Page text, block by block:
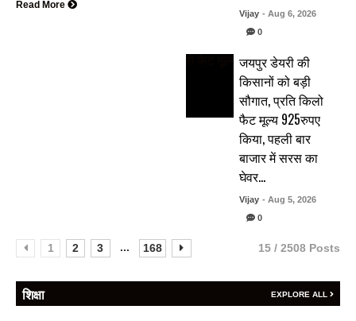
Read More
Vijay - Aug 6, 2026
0
जयपुर डेयरी की
किसानों को बड़ी
सौगात, प्रति किलो
फैट मूल्य 925रुपए
किया, पहली बार
बाजार में सरस का
घेवर…
Vijay - Aug 5, 2026
0
1 2 3 ... 168 15 / 2508 Posts
शिक्षा EXPLORE ALL